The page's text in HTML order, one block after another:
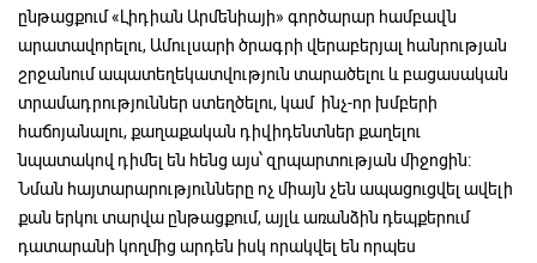
ընթացքում «Լիդիան Արմենիայի» գործարար համբավն
արատավորելու, Ամուլսարի ծրագրի վերաբերյալ հանրության
շրջանում ապատեղեկատվություն տարածելու և բացասական
տրամադրություններ ստեղծելու, կամ ինչ-որ խմբերի
հաճոյանալու, քաղաքական դիվիդենտներ քաղելու
նպատակով դիմել են հենց այս՝ զրպարտության միջոցին։
Նման հայտարարությունները ոչ միայն չեն ապացուցվել ավելի
քան երկու տարվա ընթացքում, այլև առանձին դեպքերում
դատարանի կողմից արդեն իսկ որակվել են որպես